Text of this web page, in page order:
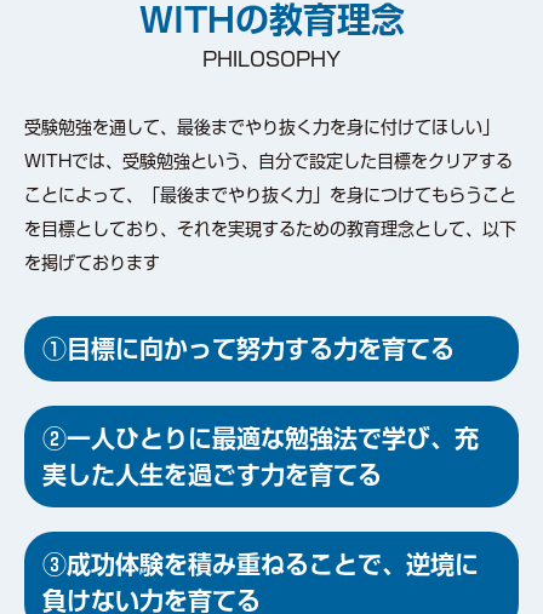
WITHの教育理念
PHILOSOPHY
受験勉強を通して、最後までやり抜く力を身に付けてほしい」
WITHでは、受験勉強という、自分で設定した目標をクリアする
ことによって、「最後までやり抜く力」を身につけてもらうこと
を目標としており、それを実現するための教育理念として、以下
を掲げております
①目標に向かって努力する力を育てる
②一人ひとりに最適な勉強法で学び、充
実した人生を過ごす力を育てる
③成功体験を積み重ねることで、逆境に
負けない力を育てる